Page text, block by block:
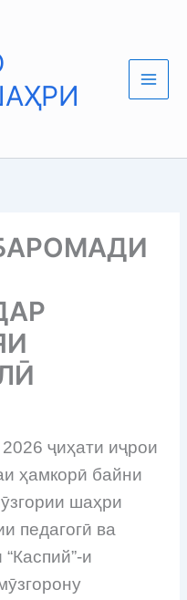
ҷиҳати иҷрои
ҳамкорӣ байни
шаҳри
педагогӣ ва
и